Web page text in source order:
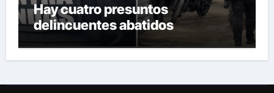
Hay cuatro presuntos
delincuentes abatidos